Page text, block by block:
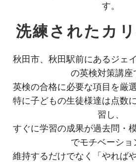
す。
洗練されたカ
秋田市、秋田駅前にあるジェ
の英検対策講座
英検の合格に必要な項目を厳
特に子どもの生徒様達は点数
習し、
すぐに学習の成果が過去問・
でモチベーショ
維持するだけでなく「やれば